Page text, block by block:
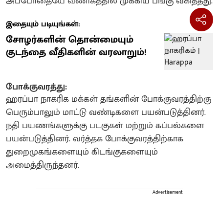
இதையும் படியுங்கள்:
சோழர்களின் தொன்மையும்
குடந்தை வீதிகளின் வரலாறும்!
போக்குவரத்து:
ஹரப்பா நாகரிக மக்கள் தங்களின் போக்குவரத்திற்கு
பெரும்பாலும் மாட்டு வண்டிகளை பயன்படுத்தினர்.
நதி பயணங்களுக்கு படகுகள் மற்றும் கப்பல்களை
பயன்படுத்தினர். வர்த்தக போக்குவரத்திற்காக
துறைமுகங்களையும் கிடங்குகளையும்
அமைத்திருந்தனர்.
Advertisement